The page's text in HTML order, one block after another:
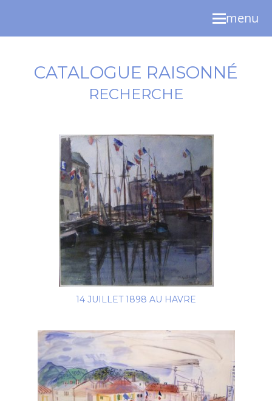
menu
CATALOGUE RAISONNÉ
RECHERCHE
14 JUILLET 1898 AU HAVRE